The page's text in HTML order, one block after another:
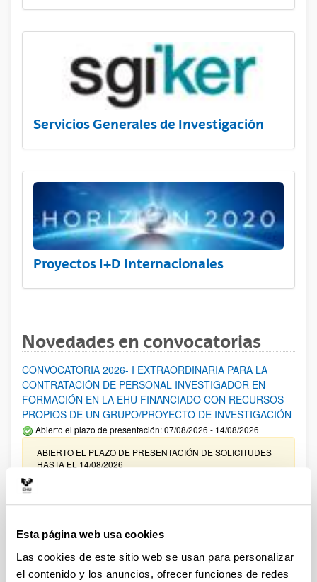
Esta página web usa cookies
Las cookies de este sitio web se usan para personalizar
el contenido y los anuncios, ofrecer funciones de redes
Servicios Generales de Investigación
Proyectos I+D Internacionales
Novedades en convocatorias
CONVOCATORIA 2026- I EXTRAORDINARIA PARA LA
CONTRATACIÓN DE PERSONAL INVESTIGADOR EN
FORMACIÓN EN LA EHU FINANCIADO CON RECURSOS
PROPIOS DE UN GRUPO/PROYECTO DE INVESTIGACIÓN
Abierto el plazo de presentación: 07/08/2026 - 14/08/2026
ABIERTO EL PLAZO DE PRESENTACIÓN DE SOLICITUDES
HASTA EL 14/08/2026
Ayudas para financiación de la adquisición y renovación de
UPV/EHU 2026
Trámite abierto
25/03/2026: Corrección de errores del listado provisional de
solicitudes admitidas y excluidas. 23/03/2026: Relación